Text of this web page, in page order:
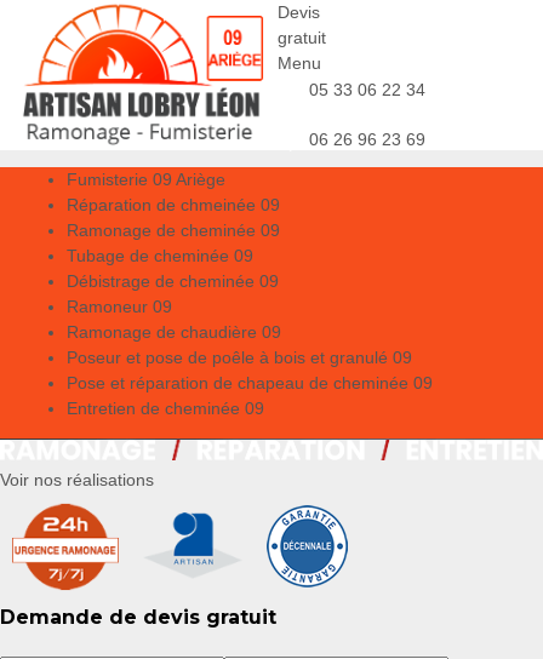
Devis
gratuit
Menu
05 33 06 22 34
06 26 96 23 69
Fumisterie 09 Ariège
Réparation de chmeinée 09
Ramonage de cheminée 09
Tubage de cheminée 09
Débistrage de cheminée 09
Ramoneur 09
Ramonage de chaudière 09
Poseur et pose de poêle à bois et granulé 09
Pose et réparation de chapeau de cheminée 09
Entretien de cheminée 09
Voir nos réalisations
Demande de devis gratuit